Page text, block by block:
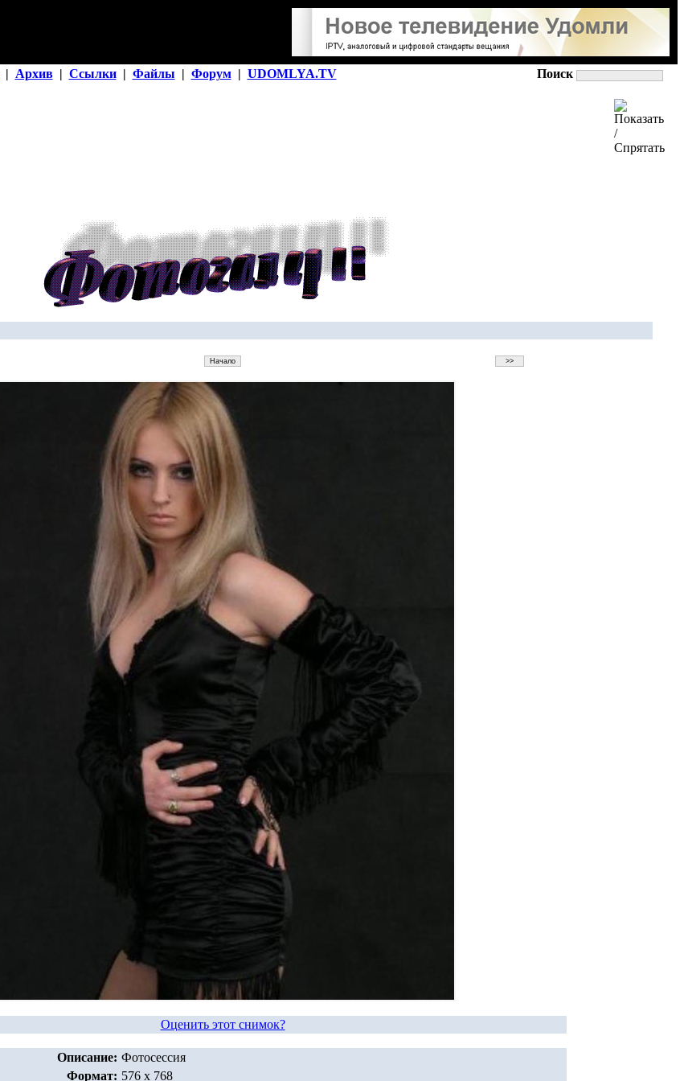
| Архив | Ссылки | Файлы | Форум | UDOMLYA.TV Поиск
Оценить этот снимок?
Описание: Фотосессия
Формат: 576 x 768